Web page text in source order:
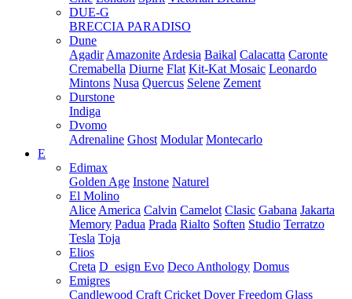
DUE-G
BRECCIA PARADISO
Dune
Agadir Amazonite Ardesia Baikal Calacatta Caronte
Cremabella Diurne Flat Kit-Kat Mosaic Leonardo
Mintons Nusa Quercus Selene Zement
Durstone
Indiga
Dvomo
Adrenaline Ghost Modular Montecarlo
E
Edimax
Golden Age Instone Naturel
El Molino
Alice America Calvin Camelot Clasic Gabana Jakarta
Memory Padua Prada Rialto Soften Studio Terratzo
Tesla Toja
Elios
Creta D_esign Evo Deco Anthology Domus
Emigres
Candlewood Craft Cricket Dover Freedom Glass